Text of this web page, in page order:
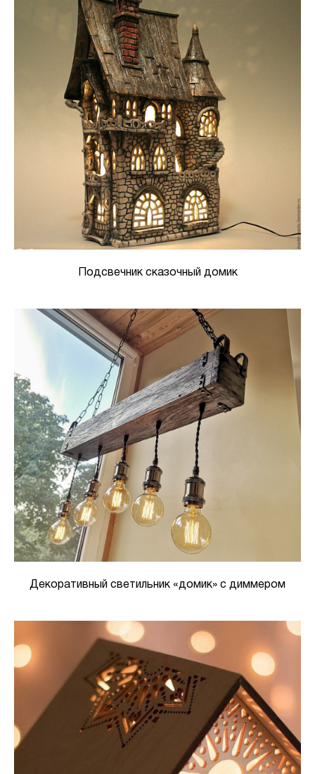
Подсвечник сказочный домик
Декоративный светильник «домик» с диммером